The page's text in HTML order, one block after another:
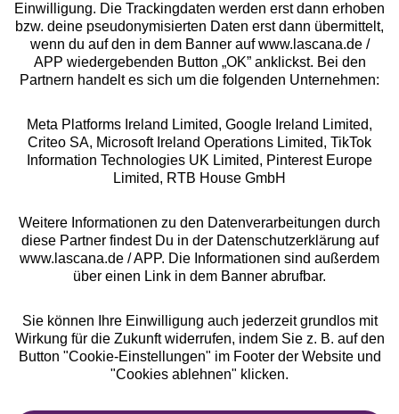
Rechtliches
Alle Preise inkl. MwSt., zzgl.
Versandkosten
** Bonität vorausgesetzt, berechtigt zur Bonitätsprüfung
Einwilligung. Die Trackingdaten werden erst dann erhoben
bzw. deine pseudonymisierten Daten erst dann übermittelt,
wenn du auf den in dem Banner auf www.lascana.de /
APP wiedergebenden Button „OK” anklickst. Bei den
Partnern handelt es sich um die folgenden Unternehmen:
Meta Platforms Ireland Limited, Google Ireland Limited,
Criteo SA, Microsoft Ireland Operations Limited, TikTok
Information Technologies UK Limited, Pinterest Europe
Limited, RTB House GmbH
Weitere Informationen zu den Datenverarbeitungen durch
diese Partner findest Du in der Datenschutzerklärung auf
www.lascana.de / APP. Die Informationen sind außerdem
über einen Link in dem Banner abrufbar.
Sie können Ihre Einwilligung auch jederzeit grundlos mit
Wirkung für die Zukunft widerrufen, indem Sie z. B. auf den
Button "Cookie-Einstellungen" im Footer der Website und
"Cookies ablehnen" klicken.